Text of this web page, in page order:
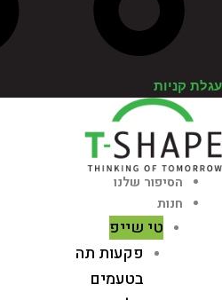
קניות
הסיפור שלנו
חנות
טי שייפ
פקעות תה
בטעמים